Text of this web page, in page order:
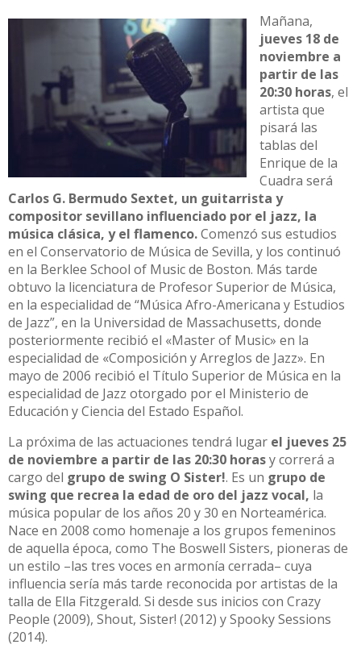
Mañana,
jueves 18 de
noviembre a
partir de las
20:30 horas, el
artista que
pisará las
tablas del
Enrique de la
Cuadra será
Carlos G. Bermudo Sextet, un guitarrista y
compositor sevillano influenciado por el jazz, la
música clásica, y el flamenco.Comenzó sus estudios
en el Conservatorio de Música de Sevilla, y los continuó
en la Berklee School of Music de Boston. Más tarde
obtuvo la licenciatura de Profesor Superior de Música,
en la especialidad de “Música Afro-Americana y Estudios
de Jazz”, en la Universidad de Massachusetts, donde
posteriormente recibió el «Master of Music» en la
especialidad de «Composición y Arreglos de Jazz». En
mayo de 2006 recibió el Título Superior de Música en la
especialidad de Jazz otorgado por el Ministerio de
Educación y Ciencia del Estado Español.
La próxima de las actuaciones tendrá lugar el jueves 25
de noviembre a partir de las 20:30 horasy correrá a
cargo del grupo de swing O Sister!. Es un grupo de
swing que recrea la edad de oro del jazz vocal, la
música popular de los años 20 y 30 en Norteamérica.
Nace en 2008 como homenaje a los grupos femeninos
de aquella época, como The Boswell Sisters, pioneras de
un estilo –las tres voces en armonía cerrada– cuya
influencia sería más tarde reconocida por artistas de la
talla de Ella Fitzgerald. Si desde sus inicios con Crazy
People (2009), Shout, Sister! (2012) y Spooky Sessions
(2014).